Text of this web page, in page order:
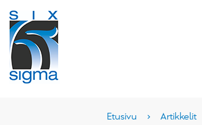
Etusivu › Artikkelit